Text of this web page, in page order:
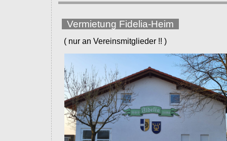
Vermietung Fidelia-Heim
( nur an Vereinsmitglieder !! )